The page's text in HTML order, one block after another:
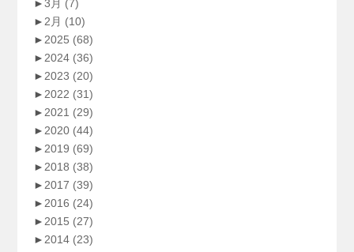
►3月 (7)
►2月 (10)
►2025 (68)
►2024 (36)
►2023 (20)
►2022 (31)
►2021 (29)
►2020 (44)
►2019 (69)
►2018 (38)
►2017 (39)
►2016 (24)
►2015 (27)
►2014 (23)